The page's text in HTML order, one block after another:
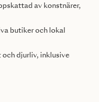
av konstnärer,
butiker och lokal
och djurliv, inklusive